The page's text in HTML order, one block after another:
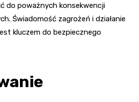
do poważnych konsekwencji
Świadomość zagrożeń i działanie
kluczem do bezpiecznego